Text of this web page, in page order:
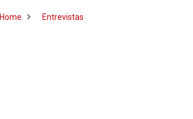
Home Entrevistas